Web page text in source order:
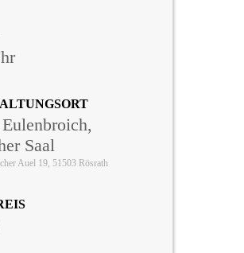
Saal
Auel 19, 51503 Rösrath